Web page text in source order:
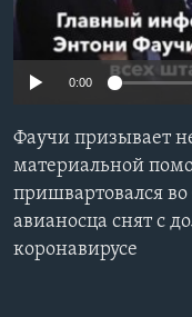
Learning English
Языки
0:00
Фаучи призывает
материальной
пришвартовался
авианосца снят с
коронавирусе